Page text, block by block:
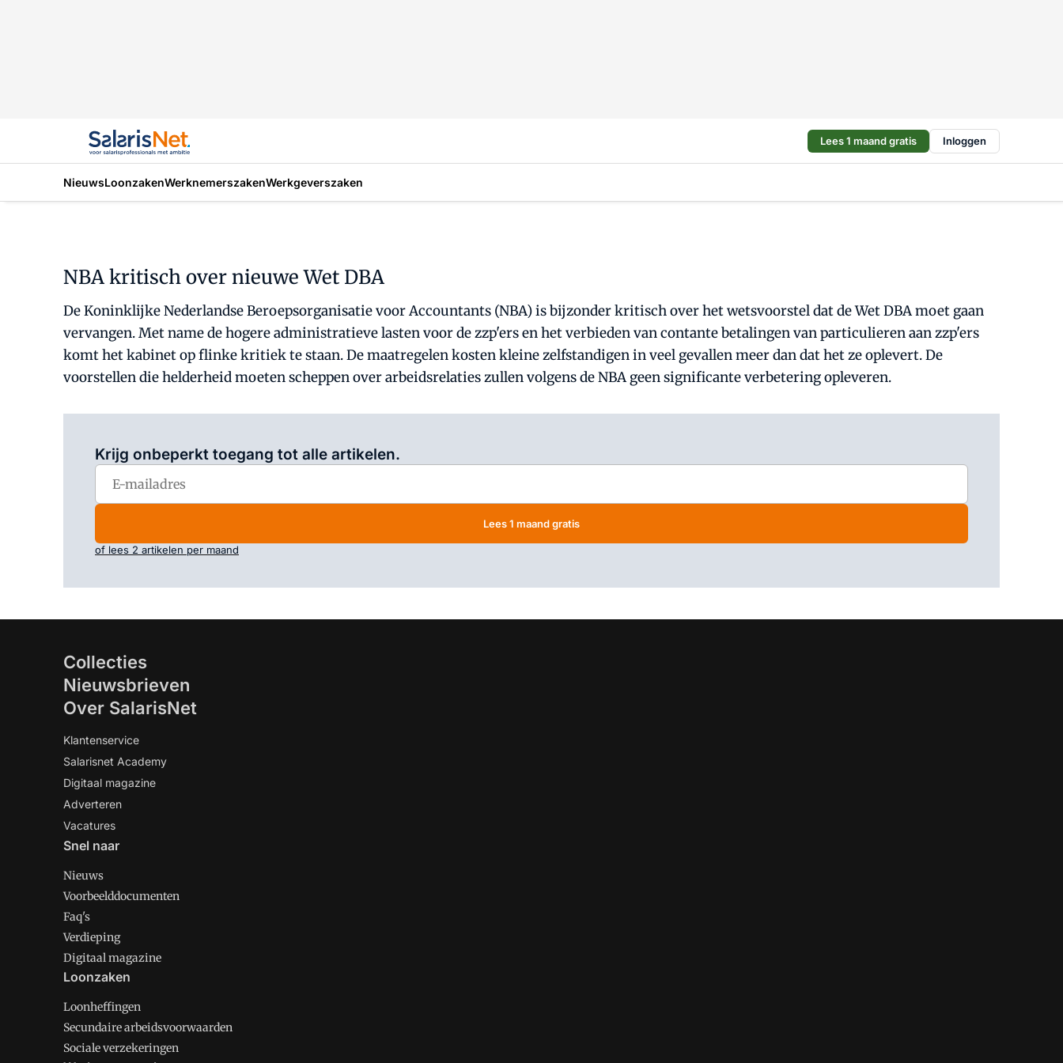
Lees 1 maand gratis Inloggen
NieuwsLoonzakenWerknemerszakenWerkgeverszaken
NBA kritisch over nieuwe Wet DBA
De Koninklijke Nederlandse Beroepsorganisatie voor Accountants (NBA) is bijzonder kritisch over het wetsvoorstel dat de Wet DBA moet gaan
vervangen. Met name de hogere administratieve lasten voor de zzp'ers en het verbieden van contante betalingen van particulieren aan zzp'ers
komt het kabinet op flinke kritiek te staan. De maatregelen kosten kleine zelfstandigen in veel gevallen meer dan dat het ze oplevert. De
voorstellen die helderheid moeten scheppen over arbeidsrelaties zullen volgens de NBA geen significante verbetering opleveren.
Krijg onbeperkt toegang tot alle artikelen.
Lees 1 maand gratis
of lees 2 artikelen per maand
Collecties
Nieuwsbrieven
Over SalarisNet
Klantenservice
Salarisnet Academy
Digitaal magazine
Adverteren
Vacatures
Snel naar
Nieuws
Voorbeelddocumenten
Faq's
Verdieping
Digitaal magazine
Loonzaken
Loonheffingen
Secundaire arbeidsvoorwaarden
Sociale verzekeringen